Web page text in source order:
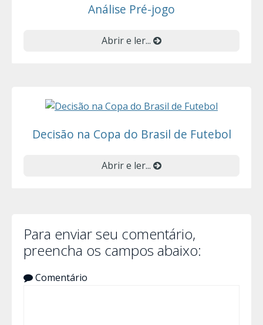
Análise Pré-jogo
Abrir e ler...
Decisão na Copa do Brasil de Futebol
Abrir e ler...
Para enviar seu comentário,
preencha os campos abaixo:
Comentário